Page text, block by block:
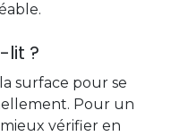
lit ?
surface pour se
Pour un
vérifier en